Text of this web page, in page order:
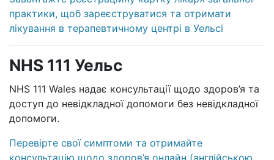
практики, щоб зареєструватися та отримати
лікування в терапевтичному центрі в Уельсі
NHS 111 Уельс
NHS 111 Wales надає консультації щодо здоров’я та
доступ до невідкладної допомоги без невідкладної
допомоги.
Перевірте свої симптоми та отримайте